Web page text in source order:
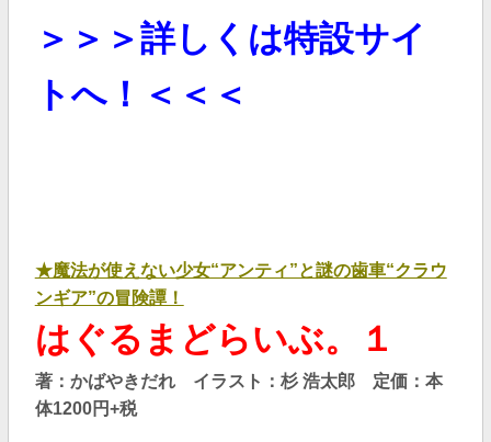
＞＞＞詳しくは特設サイ
トへ！＜＜＜
★魔法が使えない少女“アンティ”と謎の歯車“クラウ
ンギア”の冒険譚！
はぐるまどらいぶ。１
著：かばやきだれ イラスト：杉 浩太郎 定価：本
体1200円+税